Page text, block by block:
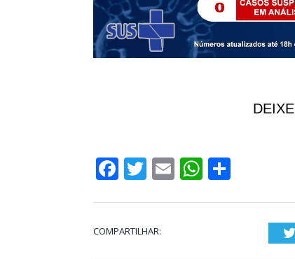
Facebook
Twitter
EmailWhatsApp
COMPARTILHAR: